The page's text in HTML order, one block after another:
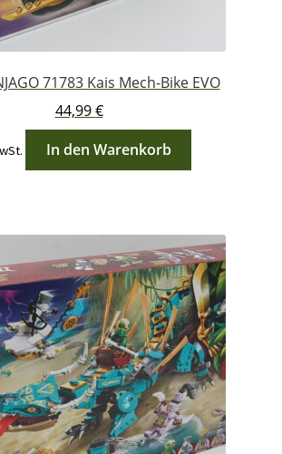
71783 Kais Mech-Bike EVO
44,99€
In den Warenkorb